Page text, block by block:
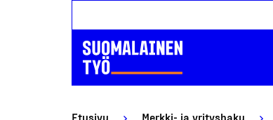
Etusivu Merkki- ja yrityshaku